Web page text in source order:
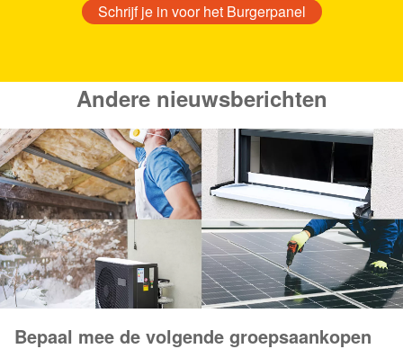
Schrijf je in voor het Burgerpanel
Andere nieuwsberichten
Bepaal mee de volgende groepsaankopen